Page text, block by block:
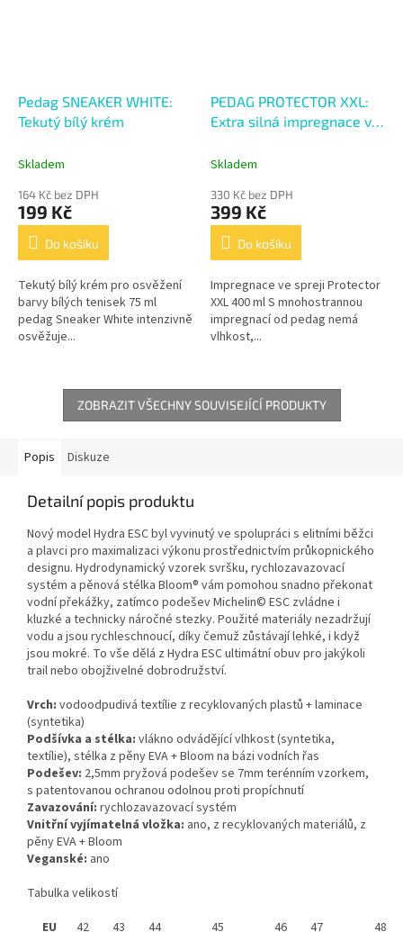
Pedag SNEAKER WHITE:
Tekutý bílý krém
Skladem
164 Kč bez DPH
199 Kč
Do košíku
Tekutý bílý krém pro osvěžení
barvy bílých tenisek 75 ml
pedag Sneaker White intenzivně
osvěžuje...
PEDAG PROTECTOR XXL:
Extra silná impregnace ve
Skladem
330 Kč bez DPH
399 Kč
Do košíku
Impregnace ve spreji Protector
XXL 400 ml S mnohostrannou
impregnací od pedag nemá
vlhkost,...
ZOBRAZIT VŠECHNY SOUVISEJÍCÍ PRODUKTY
Popis Diskuze
Detailní popis produktu
Nový model Hydra ESC byl vyvinutý ve spolupráci s elitními běžci
a plavci pro maximalizaci výkonu prostřednictvím průkopnického
designu. Hydrodynamický vzorek svršku, rychlozavazovací
systém a pěnová stélka Bloom® vám pomohou snadno překonat
vodní překážky, zatímco podešev Michelin© ESC zvládne i
kluzké a technicky náročné stezky. Použité materiály nezadržují
vodu a jsou rychleschnoucí, díky čemuž zůstávají lehké, i když
jsou mokré. To vše dělá z Hydra ESC ultimátní obuv pro jakýkoli
trail nebo obojživelné dobrodružství.
Vrch: vodoodpudivá textílie z recyklovaných plastů + laminace
(syntetika)
Podšívka a stélka: vlákno odvádějící vlhkost (syntetika,
textílie), stélka z pěny EVA + Bloom na bázi vodních řas
Podešev: 2,5mm pryžová podešev se 7mm terénním vzorkem,
s patentovanou ochranou odolnou proti propíchnutí
Zavazování: rychlozavazovací systém
Vnitřní vyjímatelná vložka: ano, z recyklovaných materiálů, z
pěny EVA + Bloom
Veganské: ano
Tabulka velikostí
EU
42 43 44 45 46 47 48